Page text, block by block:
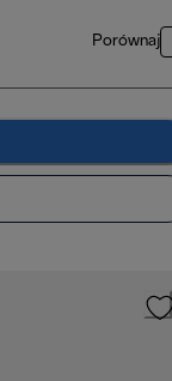
Porównaj